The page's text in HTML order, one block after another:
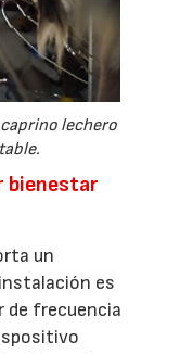
lechero
bienestar
un
es
de frecuencia